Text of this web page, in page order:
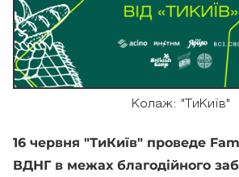
Колаж: "ТиКиїв"
16 червня "ТиКиїв" проведе
ВДНГ в межах благодійного